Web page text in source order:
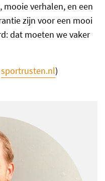
verhalen, en een
zijn voor een mooi
dat moeten we vaker
sportrusten.nl)